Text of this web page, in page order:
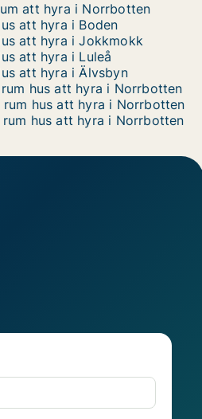
att hyra i Norrbotten
att hyra i Boden
att hyra i Jokkmokk
att hyra i Luleå
att hyra i Älvsbyn
rum hus att hyra i Norrbotten
rum hus att hyra i Norrbotten
rum hus att hyra i Norrbotten